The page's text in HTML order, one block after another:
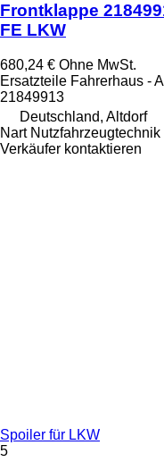
Frontklappe
FE LKW
680,24 € Ohne MwSt.
Ersatzteile Fahrerhaus -
21849913
Deutschland, Altdorf
Nart Nutzfahrzeugtechnik
Verkäufer kontaktieren
Spoiler für LKW
5